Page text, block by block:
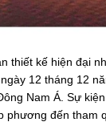
thiết kế hiện đại
12 tháng 12
Nam Á. Sự
phương đến tham